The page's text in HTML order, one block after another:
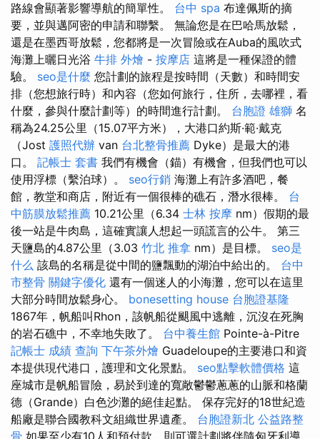
路線會顯著影響導航的簡單性。 台中 spa 布達佩斯的摘
要，並與邁阿密的申請和聯繫。 無論您是在巴哈馬放鬆，
還是在墨西哥放鬆，您都將是一次冒險或在Auba的風吹式
海灘上曬日光浴 牛排 外燴 - 按摩店 這將是一種保證的體
驗。 seo是什麼 您計劃的旅程是按時間（天數）和時間安
排（您想旅行時）和內容（您如何旅行，住所，去哪裡，看
什麼，參與什麼計劃等）的時間進行計劃。 台胞證 雄獅 名
稱為24.25公里（15.07平方米），大港口約斯·範·戴克
（Jost 護照代辦 van 台北整骨推薦 Dyke）是最大的港
口。 記帳士 套書 我們有機會（錨）有機會，但我們也可以
使用浮標（繫泊球）。 seo行銷 海灘上有許多酒吧，餐
館，教堂和商店，附近有一個很棒的礁石，潛水很棒。 台
中筋膜放鬆推薦 10.21公里（6.34 士林 按摩 nm）假期的最
後一站是牛肉島，這確實讓人想起一頭謊言的公牛。 第三
天鹽島的4.87公里（3.03 竹北 推拿 nm）是目標。 seo是
什么 該島的名稱是從中間的鹽飄動的湖泊中給出的。 台中
市整骨 關鍵字優化 還有一個迷人的小海灘，您可以在這里
大部分時間放鬆身心。 bonesetting house 台胞證基隆
1867年，帆船叫Rhon，該帆船從颶風中逃離，沉沒在死胸
的岩石礁中，不幸地失敗了。 台中養生館 Pointe-à-Pitre
記帳士 成績 查詢 下午茶外燴 Guadeloupe的主要港口和資
本提供現代港口，護理和文化景點。 seo點擊軟體價格 這
座城市是帆船冒險，易於到達的寬敞鬱鬱蔥蔥的山脈和格蘭
德（Grande）白色沙灘的絕佳起點。 保存完好的18世紀造
船廠是聯合國教科文組織世界遺產。 台胞證新北 公益路整
骨 如果至少有10人和預付款，則可選計劃將伴隨匈牙利導